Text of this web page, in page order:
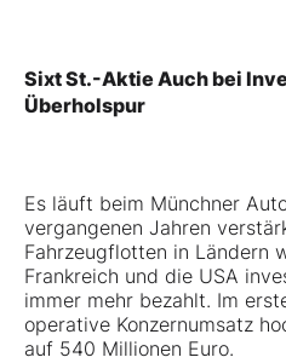
Sixt St.-Aktie Auch bei
Überholspur
Es läuft beim Münchner
vergangenen Jahren
Fahrzeugflotten in Ländern
Frankreich und die USA
immer mehr bezahlt. Im
operative Konzernumsatz
auf 540 Millionen Euro.